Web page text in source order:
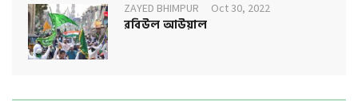
ZAYED BHIMPUR Oct 30, 2022
রবিউল আউয়াল